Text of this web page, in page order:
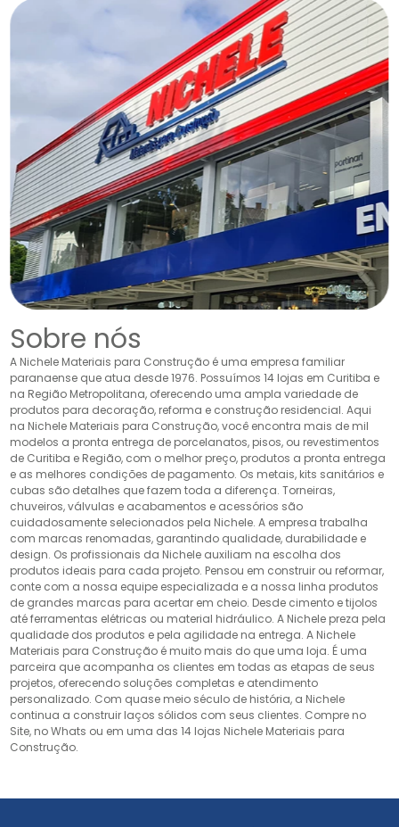
Sobre nós
A Nichele Materiais para Construção é uma empresa familiar
paranaense que atua desde 1976. Possuímos 14 lojas em Curitiba e
na Região Metropolitana, oferecendo uma ampla variedade de
produtos para decoração, reforma e construção residencial. Aqui
na Nichele Materiais para Construção, você encontra mais de mil
modelos a pronta entrega de porcelanatos, pisos, ou revestimentos
de Curitiba e Região, com o melhor preço, produtos a pronta entrega
e as melhores condições de pagamento. Os metais, kits sanitários e
cubas são detalhes que fazem toda a diferença. Torneiras,
chuveiros, válvulas e acabamentos e acessórios são
cuidadosamente selecionados pela Nichele. A empresa trabalha
com marcas renomadas, garantindo qualidade, durabilidade e
design. Os profissionais da Nichele auxiliam na escolha dos
produtos ideais para cada projeto. Pensou em construir ou reformar,
conte com a nossa equipe especializada e a nossa linha produtos
de grandes marcas para acertar em cheio. Desde cimento e tijolos
até ferramentas elétricas ou material hidráulico. A Nichele preza pela
qualidade dos produtos e pela agilidade na entrega. A Nichele
Materiais para Construção é muito mais do que uma loja. É uma
parceira que acompanha os clientes em todas as etapas de seus
projetos, oferecendo soluções completas e atendimento
personalizado. Com quase meio século de história, a Nichele
continua a construir laços sólidos com seus clientes. Compre no
Site, no Whats ou em uma das 14 lojas Nichele Materiais para
Construção.